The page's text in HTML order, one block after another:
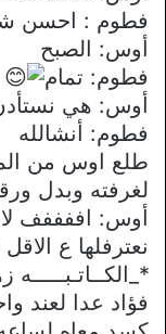
فطوم : احسن
أوس: الصبح
فطوم: تمام
أوس: هي نستأدن
فطوم: أنشالله
طلع اوس من
لغرفته وبدل
أوس: اففففف
نعترفلها ع
*_الكــاتـبـــــه
فؤاد عدا لعند